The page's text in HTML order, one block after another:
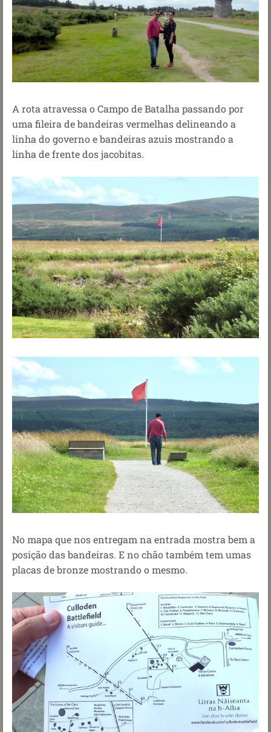
A rota atravessa o Campo de Batalha passando por
uma fileira de bandeiras vermelhas delineando a
linha do governo e bandeiras azuis mostrando a
linha de frente dos jacobitas.
No mapa que nos entregam na entrada mostra bem a
posição das bandeiras. E no chão também tem umas
placas de bronze mostrando o mesmo.